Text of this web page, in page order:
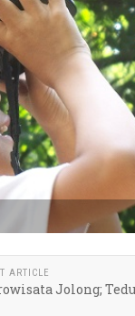
ARTICLE
Jolong;